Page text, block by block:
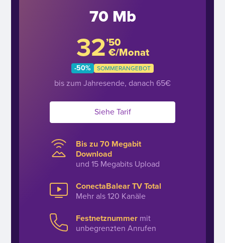
70 Mb
32’50
€/Monat
-50% SOMMERANGEBOT
bis zum Jahresende, danach 65€
Siehe Tarif
Bis zu 70 Megabit
Download
und 15 Megabits Upload
ConectaBalear TV Total
Mehr als 120 Kanäle
Festnetznummer mit
unbegrenzten Anrufen